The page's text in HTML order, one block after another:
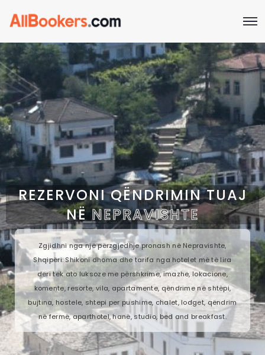
REZERVONI QËNDRIMIN TUAJ
NËNEPRAVISHTE
Zgjidhni nga një përzgjedhje pronash në Nepravishte,
Shqipëri. Shikoni dhoma dhe tarifa nga hotelet më të lira
deri tek ato luksoze me përshkrime, imazhe, lokacione,
komente, resorte, vila, apartamente, qëndrime në shtëpi,
bujtina, hostele, shtepi per pushime, chalet, lodget, qëndrim
në fermë, aparthotel, hanë, studio, bed and breakfast.